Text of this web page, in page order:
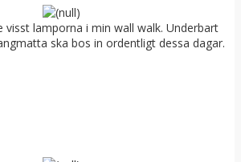
visst lamporna i min wall walk. Underbart
ska bos in ordentligt dessa dagar.